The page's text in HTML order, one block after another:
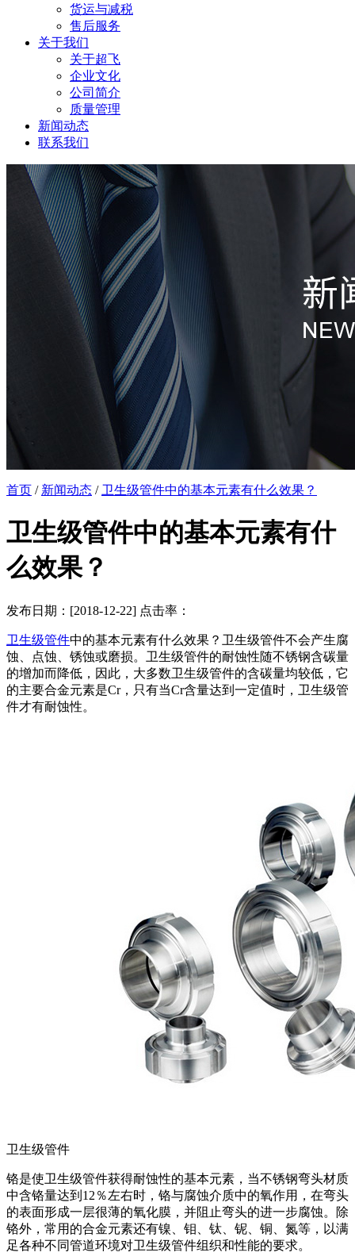
货运与减税
售后服务
关于我们
关于超飞
企业文化
公司简介
质量管理
新闻动态
联系我们
首页 / 新闻动态 / 卫生级管件中的基本元素有什么效果？
卫生级管件中的基本元素有什
么效果？
发布日期：[2018-12-22] 点击率：
卫生级管件中的基本元素有什么效果？卫生级管件不会产生腐
蚀、点蚀、锈蚀或磨损。卫生级管件的耐蚀性随不锈钢含碳量
的增加而降低，因此，大多数卫生级管件的含碳量均较低，它
的主要合金元素是Cr，只有当Cr含量达到一定值时，卫生级管
件才有耐蚀性。
卫生级管件
铬是使卫生级管件获得耐蚀性的基本元素，当不锈钢弯头材质
中含铬量达到12％左右时，铬与腐蚀介质中的氧作用，在弯头
的表面形成一层很薄的氧化膜，并阻止弯头的进一步腐蚀。除
铬外，常用的合金元素还有镍、钼、钛、铌、铜、氮等，以满
足各种不同管道环境对卫生级管件组织和性能的要求。